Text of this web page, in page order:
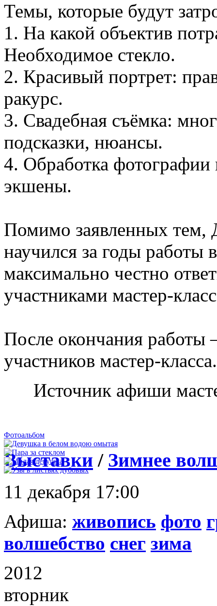
Темы, которые будут
1. На какой объектив
Необходимое стекло.
2. Красивый портрет:
ракурс.
3. Свадебная съёмка:
подсказки, нюансы.
4. Обработка
экшены.
Помимо заявленных тем,
научился за годы работы
максимально честно
участниками мастер-
После окончания
участников мастер-класса.
Источник афиши
Фотоальбом
Выставки / Зимнее
11 декабря 17:00
Афиша: живопись фото
волшебство снег зима
2012
вторник